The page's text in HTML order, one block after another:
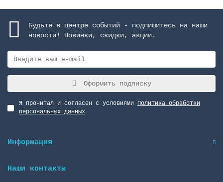
Будьте в центре событий - подпишитесь на наши
новости! Новинки, скидки, акции.
Оформить подписку
Я прочитал и согласен с условиями Политика обработки
персональных данных
Информация
Наши контакты